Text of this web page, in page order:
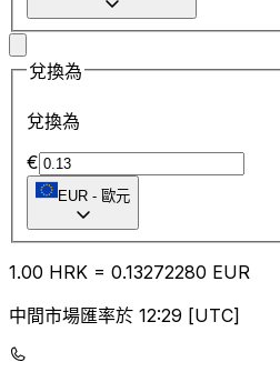
兌換為
兌換為
€
EUR - 歐元
1.00 HRK = 0.13272280 EUR
中間市場匯率於 12:29 [UTC]